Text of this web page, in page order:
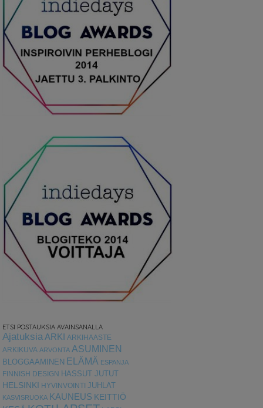
ETSI POSTAUKSIA AVAINSANALLA
Ajatuksia ARKI ARKIHAASTE
ARKIKUVA ARVONTA ASUMINEN
BLOGGAAMINEN ELÄMÄ ESPANJA
FINNISH DESIGN HASSUT JUTUT
HELSINKI HYVINVOINTI JUHLAT
KASVISRUOKA KAUNEUS KEITTIÖ